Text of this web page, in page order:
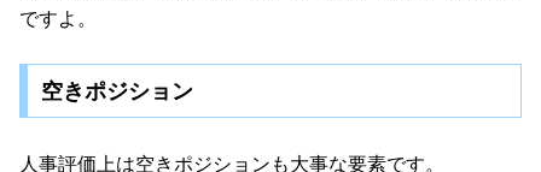
ですよ。
空きポジション
人事評価上は空きポジションも大事な要素です。